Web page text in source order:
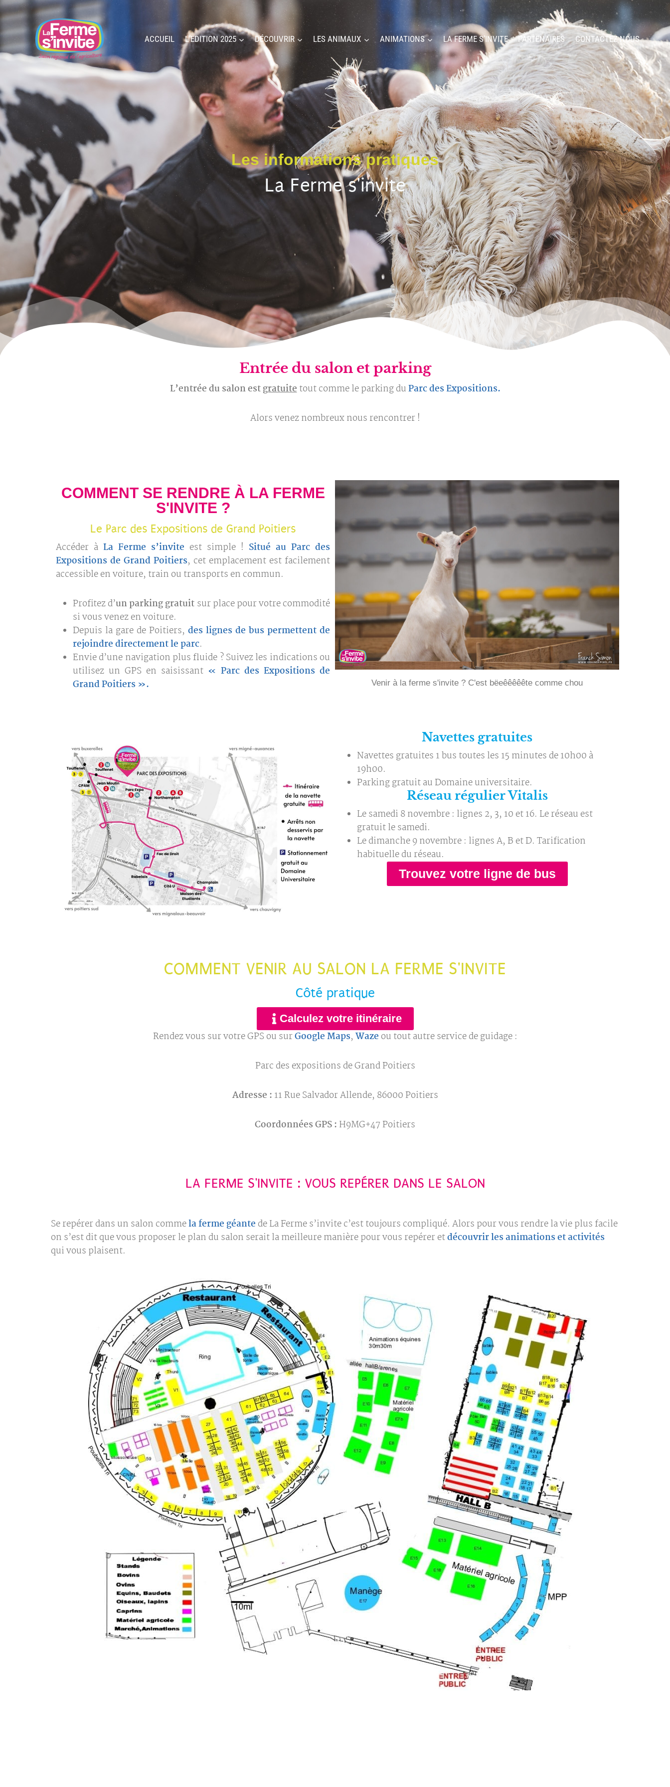
ACCUEIL L’EDITION 2025 DÉCOUVRIR LES ANIMAUX ANIMATIONS LA FERME S’INVITE PARTENAIRES CONTACTEZ NOUS
Les informations pratiques
La Ferme s'invite
Entrée du salon et parking
L’entrée du salon estgratuitetout comme le parking duParc des Expositions.
Alors venez nombreux nous rencontrer !
COMMENT SE RENDRE À LA FERME
S'INVITE ?
Le Parc des Expositions de Grand Poitiers
Accéder à La Ferme s’invite est simple ! Situé au Parc des
Expositions de Grand Poitiers, cet emplacement est facilement
accessible en voiture, train ou transports en commun.
Profitez d’un parking gratuit sur place pour votre commodité
si vous venez en voiture.
Depuis la gare de Poitiers, des lignes de bus permettent de
rejoindre directement le parc.
Envie d’une navigation plus fluide ? Suivez les indications ou
utilisez un GPS en saisissant « Parc des Expositions de
Grand Poitiers ».
Venir à la ferme s'invite ? C'est bëeêêêêête comme chou
Navettes gratuites
Navettes gratuites 1 bus toutes les 15 minutes de 10h00 à
19h00.
Parking gratuit au Domaine universitaire.
Réseau régulier Vitalis
Le samedi 8 novembre : lignes 2, 3, 10 et 16. Le réseau est
gratuit le samedi.
Le dimanche 9 novembre : lignes A, B et D. Tarification
habituelle du réseau.
Trouvez votre ligne de bus
COMMENT VENIR AU SALON LA FERME S'INVITE
Côté pratique
Calculez votre itinéraire
Rendez vous sur votre GPS ou surGoogle Maps, Waze ou tout autre service de guidage :
Parc des expositions de Grand Poitiers
Adresse : 11 Rue Salvador Allende, 86000 Poitiers
Coordonnées GPS : H9MG+47 Poitiers
LA FERME S'INVITE : VOUS REPÉRER DANS LE SALON
Se repérer dans un salon commela ferme géante de La Ferme s’invite c’est toujours compliqué. Alors pour vous rendre la vie plus facile
on s’est dit que vous proposer le plan du salon serait la meilleure manière pour vous repérer etdécouvrir les animations et activités
qui vous plaisent.